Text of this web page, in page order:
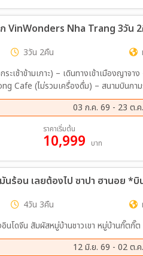
23 ต.ค. 69 - 25 ต.ค. 69
VinWonders Nha Trang 3วัน
3วัน 2คืน
เช้าข้ามเกาะ) – เดินทางเข้าเมืองญาจา
Cafe (ไม่รวมเครื่องดื่ม) – สนามบินกา
03 ก.ค. 69 - 23 ต.
21 ส.ค. 69 - 23 ส.ค. 69
11 ก.ย. 69 - 13 ก.ย. 69
ราคาเริ่มต้น
10,999 บาท
4วัน 3คืน
โดจีน สัมผัสหมู่บ้านชาวเขา หมู่บ้านกั๊ตกั๊ต
12 มิ.ย. 69 - 02 ต.